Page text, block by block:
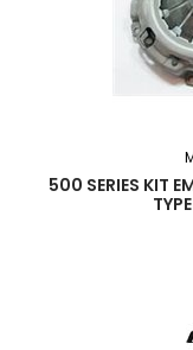
500 SERIES KIT